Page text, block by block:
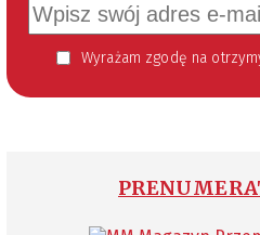
Wyrażam zgodę na otrzymywanie informacji handlowej kierowanej do mnie za pomocą środków komunikacji elektronicznej w szczególności poczty elektronicznej zgodnie z przepisem art. 10 ust 2 ustawy z dnia 18 lipca 2002 roku o świadczeniu usług drogą elektroniczną